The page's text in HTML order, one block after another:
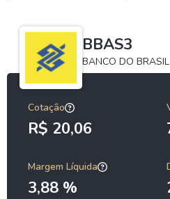
BBAS3
BANCO DO BRASIL
Cotação
R$ 20,06
Margem Líquida
3,88 %